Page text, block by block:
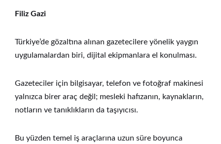
Filiz Gazi
Türkiye’de gözaltına alınan gazetecilere yönelik yaygın
uygulamalardan biri, dijital ekipmanlara el konulması.
Gazeteciler için bilgisayar, telefon ve fotoğraf makinesi
yalnızca birer araç değil; mesleki hafızanın, kaynakların,
notların ve tanıklıkların da taşıyıcısı.
Bu yüzden temel iş araçlarına uzun süre boyunca